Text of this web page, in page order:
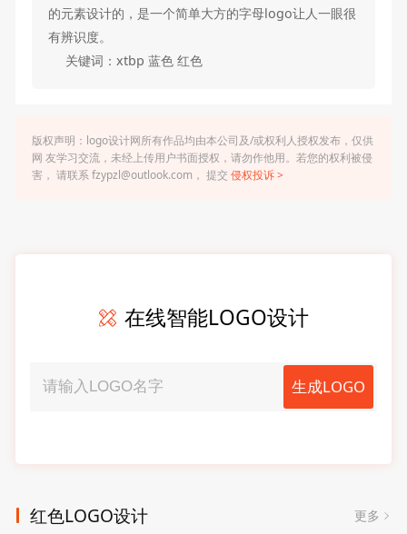
的元素设计的，是一个简单大方的字母logo让人一眼很
有辨识度。
关键词：xtbp 蓝色 红色
版权声明：logo设计网所有作品均由本公司及/或权利人授权发布，仅供
网 友学习交流，未经上传用户书面授权，请勿作他用。若您的权利被侵
害， 请联系 fzypzl@outlook.com， 提交 侵权投诉 >
在线智能LOGO设计
生成LOGO
红色LOGO设计 更多